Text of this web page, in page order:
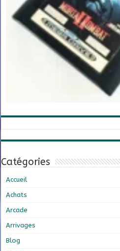
Catégories
Accueil
Achats
Arcade
Arrivages
Blog